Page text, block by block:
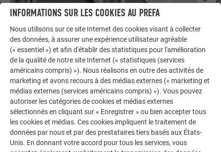
EXEMPLE DE CONFIGURATION DE MAISON INDIVIDUELLE, TOIT À DEUX
VERSANTS
INFORMATIONS SUR LES COOKIES AU PREFA
Nous utilisons sur ce site Internet des cookies visant à collecter
des données, à assurer une expérience utilisateur agréable
(« essentiel ») et afin d'établir des statistiques pour l'amélioration
de la qualité de notre site Internet (« statistiques (services
américains compris) »). Nous réalisons en outre des activités de
marketing et avons recours à des médias externes (« marketing et
médias externes (services américains compris) »). Vous pouvez
autoriser les catégories de cookies et médias externes
sélectionnés en cliquant sur « Enregistrer » ou bien accepter tous
les cookies et médias. Ces cookies impliquent le traitement de
données par nous et par des prestataires tiers basés aux États-
Unis. En donnant votre accord pour tous les services, vous